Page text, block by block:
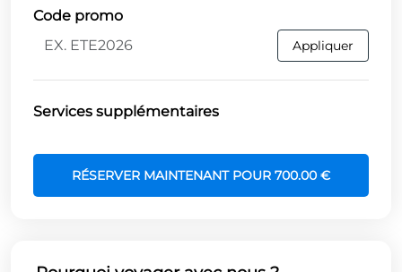
Code promo
Appliquer
Services supplémentaires
RÉSERVER MAINTENANT POUR 700.00 €